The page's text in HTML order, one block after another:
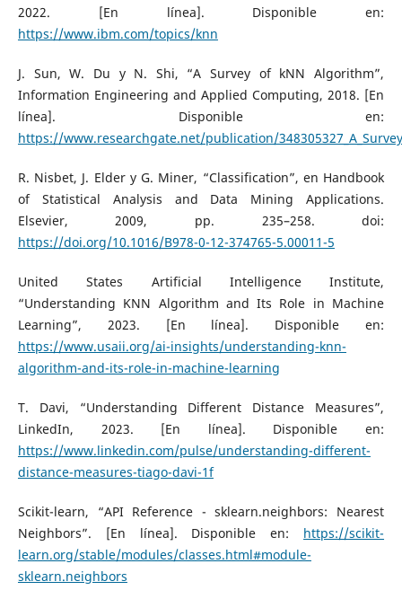
2022. [En línea]. Disponible en:
https://www.ibm.com/topics/knn
J. Sun, W. Du y N. Shi, “A Survey of kNN Algorithm”,
Information Engineering and Applied Computing, 2018. [En
línea]. Disponible en:
https://www.researchgate.net/publication/
R. Nisbet, J. Elder y G. Miner, “Classification”, en Handbook
of Statistical Analysis and Data Mining Applications.
Elsevier, 2009, pp. 235–258. doi:
https://doi.org/10.1016/B978-0-12-374765-5.00011-5
United States Artificial Intelligence Institute,
“Understanding KNN Algorithm and Its Role in Machine
Learning”, 2023. [En línea]. Disponible en:
https://www.usaii.org/ai-insights/understanding-knn-
algorithm-and-its-role-in-machine-learning
T. Davi, “Understanding Different Distance Measures”,
LinkedIn, 2023. [En línea]. Disponible en:
https://www.linkedin.com/pulse/understanding-different-
distance-measures-tiago-davi-1f
Scikit-learn, “API Reference - sklearn.neighbors: Nearest
Neighbors”. [En línea]. Disponible en: https://scikit-
learn.org/stable/modules/classes.html#module-
sklearn.neighbors